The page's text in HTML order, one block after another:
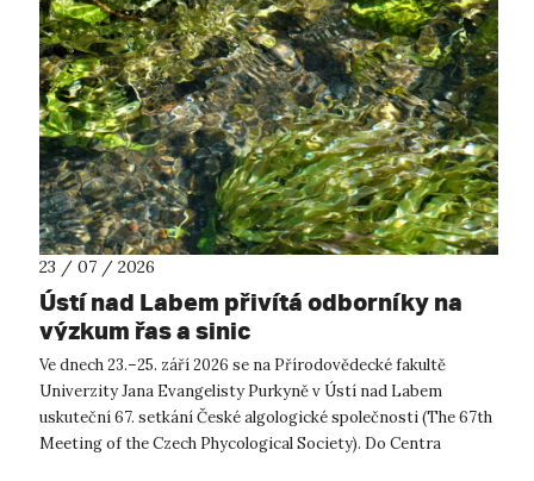
23 / 07 / 2026
Ústí nad Labem přivítá odborníky na
výzkum řas a sinic
Ve dnech 23.–25. září 2026 se na Přírodovědecké fakultě
Univerzity Jana Evangelisty Purkyně v Ústí nad Labem
uskuteční 67. setkání České algologické společnosti (The 67th
Meeting of the Czech Phycological Society). Do Centra